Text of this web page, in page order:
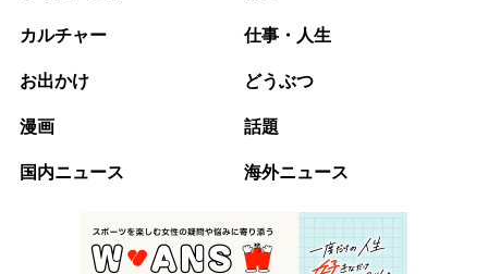
カルチャー 仕事・人生
お出かけ どうぶつ
漫画 話題
国内ニュース 海外ニュース